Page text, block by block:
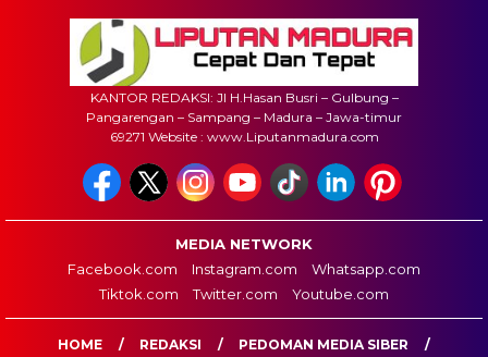
KANTOR REDAKSI: Jl H.Hasan Busri – Gulbung –
Pangarengan – Sampang – Madura – Jawa-timur
69271 Website : www.Liputanmadura.com
MEDIA NETWORK
Facebook.com
Instagram.com
Whatsapp.com
Tiktok.com
Twitter.com Youtube.com
HOME REDAKSI PEDOMAN MEDIA SIBER